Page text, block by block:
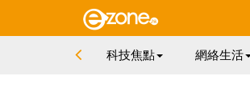
科技焦點 網絡生活